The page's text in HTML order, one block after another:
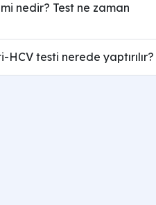
nedir? Test ne zaman
testi nerede yaptırılır?